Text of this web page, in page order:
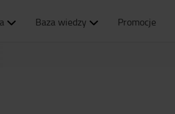
Baza wiedzy Promocje